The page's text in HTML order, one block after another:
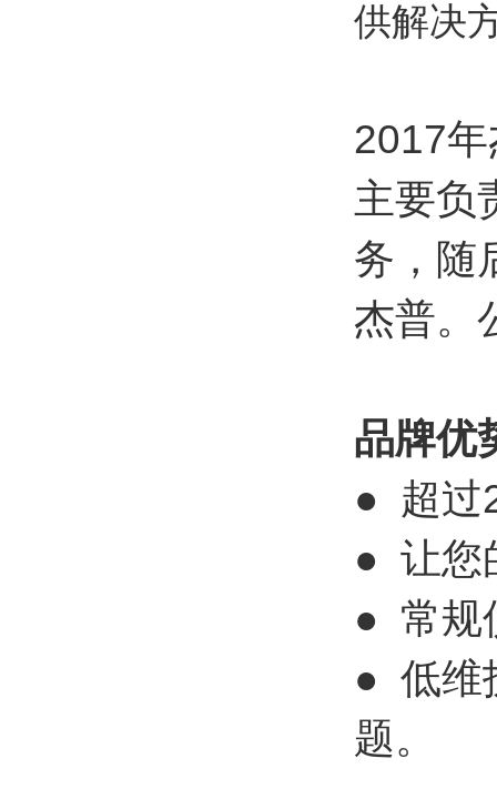
供解决
2017
主要负
务，随
杰普。
品牌优
● 超过
● 让您
● 常规
● 低维
题。